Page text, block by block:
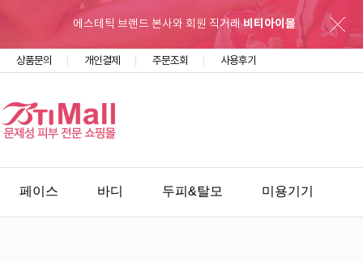
에스테틱 브랜드 본사와 회원 직거래비티아이몰
상품문의 개인결제 주문조회 사용후기
페이스 바디 두피&탈모 미용기기